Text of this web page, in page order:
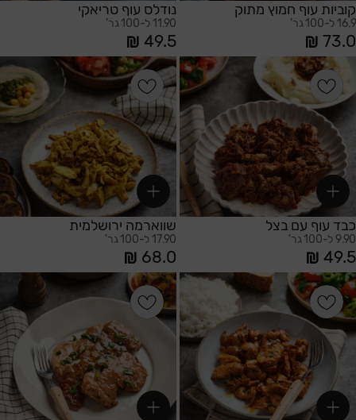
קוביות עוף חמוץ מתוק
16.9 ל-100 גר'
73.0
נודלס עוף טריאקי
11.90 ל-100 גר'
49.5
הוספה לסל
כבד עוף עם בצל
9.90 ל-100 גר'
49.5
הוספה לסל
שווארמה ירושלמית
17.90 ל-100 גר'
68.0
הוספה לסל הוספה לסל